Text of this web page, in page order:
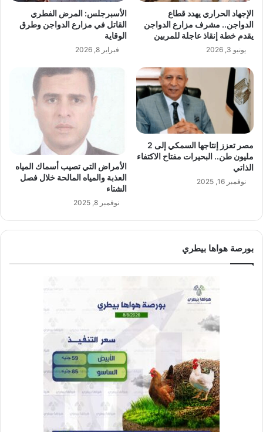
الإجهاد الحراري يهدد قطاع
الدواجن.. مشرف مزارع الدواجن
يقدم خطة إنقاذ عاجلة للمربين
يونيو 3, 2026
الأسبرجلس: المرض الفطري
القاتل في مزارع الدواجن وطرق
الوقاية
فبراير 8, 2026
مصر تعزز إنتاجها السمكي إلى 2
مليون طن.. البحيرات مفتاح الاكتفاء
الذاتي
نوفمبر 16, 2025
الأمراض التي تصيب أسماك المياه
العذبة والمياه المالحة خلال فصل
الشتاء
نوفمبر 8, 2025
بورصة هواها بيطري